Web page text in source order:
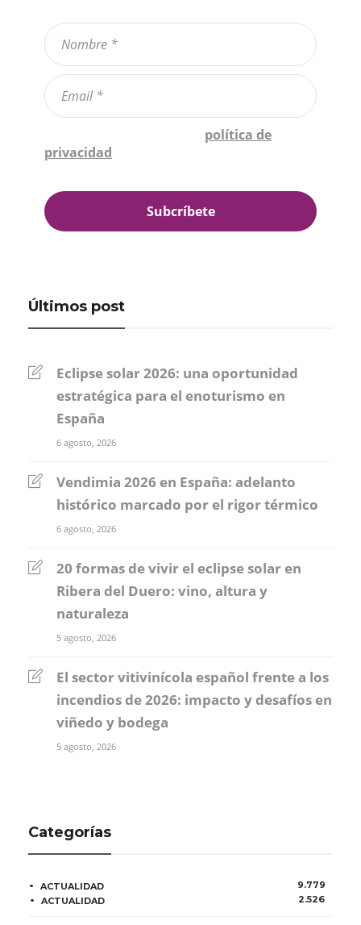
política de
privacidad
Últimos post
Eclipse solar 2026: una oportunidad
estratégica para el enoturismo en
España
6 agosto, 2026
Vendimia 2026 en España: adelanto
histórico marcado por el rigor térmico
6 agosto, 2026
20 formas de vivir el eclipse solar en
Ribera del Duero: vino, altura y
naturaleza
5 agosto, 2026
El sector vitivinícola español frente a los
incendios de 2026: impacto y desafíos en
viñedo y bodega
5 agosto, 2026
Categorías
ACTUALIDAD
9.779
ACTUALIDAD
2.526